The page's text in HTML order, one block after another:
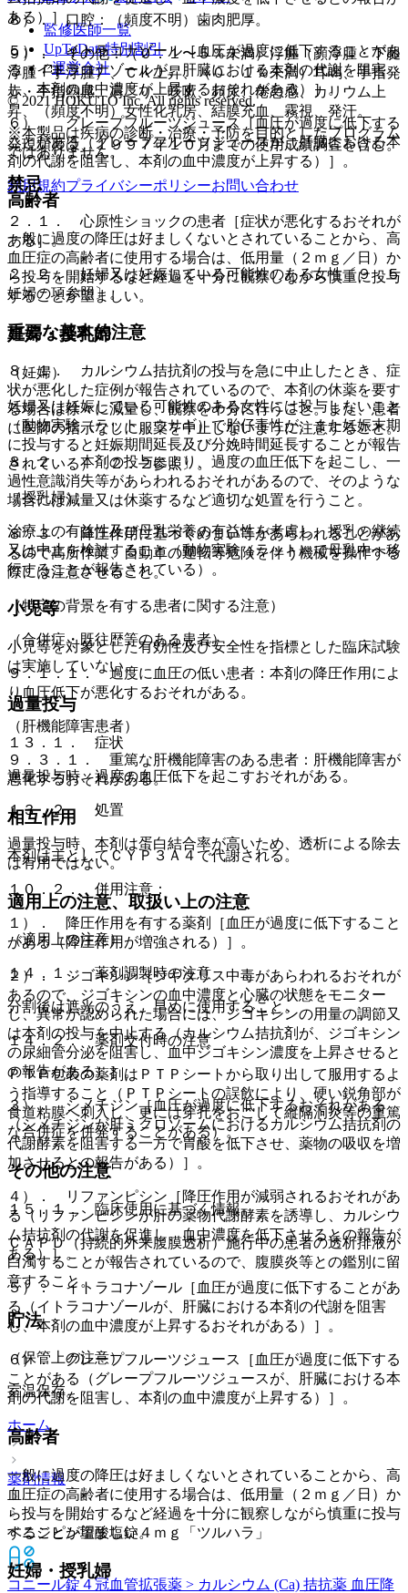
ある）］。
５）． イトラコナゾール［血圧が過度に低下することがあ
る（イトラコナゾールが、肝臓における本剤の代謝を阻害
し、本剤の血中濃度が上昇するおそれがある）］。
６）． グレープフルーツジュース［血圧が過度に低下する
ことがある（グレープフルーツジュースが、肝臓における本
剤の代謝を阻害し、本剤の血中濃度が上昇する）］。
高齢者
一般に過度の降圧は好ましくないとされていることから、高
血圧症の高齢者に使用する場合は、低用量（２ｍｇ／日）か
ら投与を開始するなど経過を十分に観察しながら慎重に投与
することが望ましい。
妊婦・授乳婦
（妊婦）
妊婦又は妊娠している可能性のある女性には投与しないこと
（動物実験（ラット、ウサギ）で胎仔毒性が、また妊娠末期
に投与すると妊娠期間延長及び分娩時間延長することが報告
されている）〔２．２参照〕。
（授乳婦）
治療上の有益性及び母乳栄養の有益性を考慮し、授乳の継続
又は中止を検討すること（動物実験（ラット）で母乳中へ移
行することが報告されている）。
小児等
小児等を対象とした有効性及び安全性を指標とした臨床試験
は実施していない。
過量投与
１３．１． 症状
過量投与時、過度の血圧低下を起こすおそれがある。
１３．２． 処置
過量投与時、本剤は蛋白結合率が高いため、透析による除去
は有用ではない。
適用上の注意、取扱い上の注意
（適用上の注意）
１４．１． 薬剤調製時の注意
分割後は遮光のうえ、早めに使用すること。
１４．２． 薬剤交付時の注意
ＰＴＰ包装の薬剤はＰＴＰシートから取り出して服用するよ
う指導すること（ＰＴＰシートの誤飲により、硬い鋭角部が
食道粘膜へ刺入し、更には穿孔をおこして縦隔洞炎等の重篤
な合併症を併発することがある）。
その他の注意
１５．１． 臨床使用に基づく情報
ＣＡＰＤ（持続的外来腹膜透析）施行中の患者の透析排液が
白濁することが報告されているので、腹膜炎等との鑑別に留
意すること。
貯法
（保管上の注意）
室温保存。
ホーム
薬剤情報
ベニジピン塩酸塩錠４ｍｇ「ツルハラ」
コニール錠４冠血管拡張薬 > カルシウム (Ca) 拮抗薬 血圧降
８）． 口腔：（頻度不明）歯肉肥厚。
９）． その他：（０．１〜５％未満）浮腫（顔浮腫・下腿
浮腫・手浮腫）、ＣＫ上昇、（０．１％未満）耳鳴、手指発
赤・手指熱感、肩こり、咳嗽、頻尿、倦怠感、カリウム上
昇、（頻度不明）女性化乳房、結膜充血、霧視、発汗。
発現頻度は、１９９７年１０月までの使用成績調査を含む。
禁忌
２．１． 心原性ショックの患者［症状が悪化するおそれが
ある］。
２．２． 妊婦又は妊娠している可能性のある女性〔９．５
妊婦の項参照〕。
重要な基本的注意
８．１． カルシウム拮抗剤の投与を急に中止したとき、症
状が悪化した症例が報告されているので、本剤の休薬を要す
る場合は徐々に減量し、観察を十分に行うこと。また、患者
に医師の指示なしに服薬を中止しないように注意すること。
８．２． 本剤の投与により、過度の血圧低下を起こし、一
過性意識消失等があらわれるおそれがあるので、そのような
場合には減量又は休薬するなど適切な処置を行うこと。
８．３． 降圧作用に基づくめまい等があらわれることがあ
るので高所作業、自動車の運転等危険を伴う機械を操作する
際には注意させること。
（特定の背景を有する患者に関する注意）
（合併症・既往歴等のある患者）
９．１．１． 過度に血圧の低い患者：本剤の降圧作用によ
り血圧低下が悪化するおそれがある。
（肝機能障害患者）
９．３．１． 重篤な肝機能障害のある患者：肝機能障害が
悪化するおそれがある。
相互作用
本剤は主としてＣＹＰ３Ａ４で代謝される。
１０．２． 併用注意：
１）． 降圧作用を有する薬剤［血圧が過度に低下すること
がある（降圧作用が増強される）］。
２）． ジゴキシン［ジギタリス中毒があらわれるおそれが
あるので、ジゴキシンの血中濃度と心臓の状態をモニター
し、異常が認められた場合には、ジゴキシンの用量の調節又
は本剤の投与を中止する（カルシウム拮抗剤が、ジゴキシン
の尿細管分泌を阻害し、血中ジゴキシン濃度を上昇させると
の報告がある）］。
３）． シメチジン［血圧が過度に低下するおそれがある
（シメチジンが肝ミクロソームにおけるカルシウム拮抗剤の
代謝酵素を阻害する一方で胃酸を低下させ、薬物の吸収を増
加させるとの報告がある）］。
４）． リファンピシン［降圧作用が減弱されるおそれがあ
る（リファンピシンが肝の薬物代謝酵素を誘導し、カルシウ
ム拮抗剤の代謝を促進し、血中濃度を低下させるとの報告が
ある）］。
５）． イトラコナゾール［血圧が過度に低下することがあ
る（イトラコナゾールが、肝臓における本剤の代謝を阻害
し、本剤の血中濃度が上昇するおそれがある）］。
６）． グレープフルーツジュース［血圧が過度に低下する
ことがある（グレープフルーツジュースが、肝臓における本
剤の代謝を阻害し、本剤の血中濃度が上昇する）］。
高齢者
一般に過度の降圧は好ましくないとされていることから、高
血圧症の高齢者に使用する場合は、低用量（２ｍｇ／日）か
ら投与を開始するなど経過を十分に観察しながら慎重に投与
することが望ましい。
妊婦・授乳婦
監修医師一覧
UpToDate特別割引
運営会社
© 2021 HOKUTO Inc. All rights reserved.
※本製品は疾病の診断・治療・予防を目的としたプログラム
ではありません。
利用規約プライバシーポリシーお問い合わせ